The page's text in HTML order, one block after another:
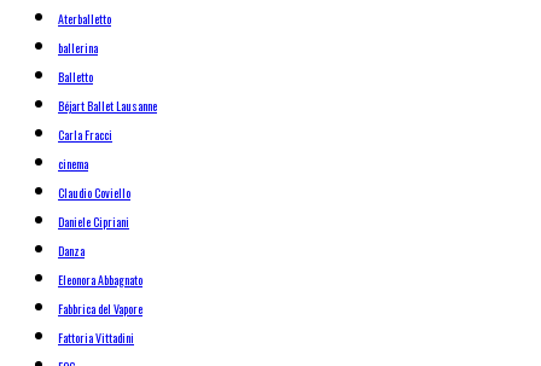
Aterballetto
ballerina
Balletto
Béjart Ballet Lausanne
Carla Fracci
cinema
Claudio Coviello
Daniele Cipriani
Danza
Eleonora Abbagnato
Fabbrica del Vapore
Fattoria Vittadini